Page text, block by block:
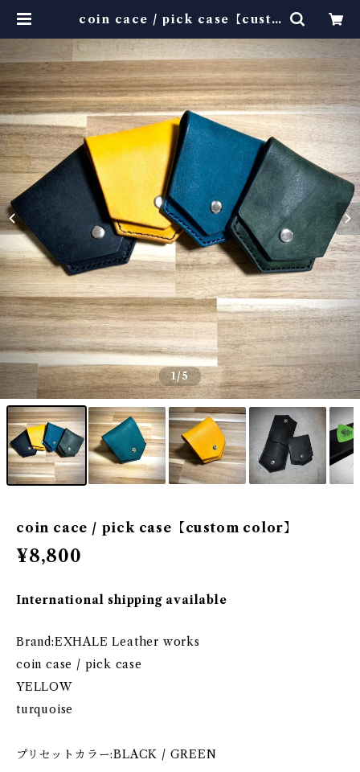
coin cace / pick case【custo
1/5
coin cace / pick case【custom color】
¥8,800
International shipping available
Brand:EXHALE Leather works
coin case / pick case
YELLOW
turquoise
プリセットカラー:BLACK / GREEN